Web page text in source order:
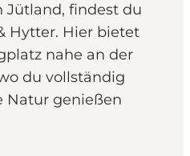
Jütland, findest du
Hytter. Hier bietet
nahe an der
du vollständig
Natur genießen